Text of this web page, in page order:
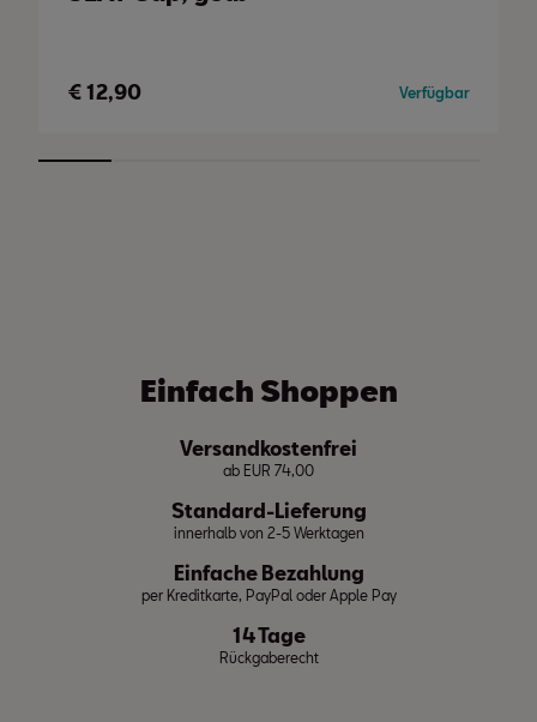
€12,90 Verfügbar
Einfach Shoppen
Versandkostenfrei
ab EUR 74,00
Standard-Lieferung
innerhalb von 2-5 Werktagen
Einfache Bezahlung
per Kreditkarte, PayPal oder Apple Pay
14 Tage
Rückgaberecht